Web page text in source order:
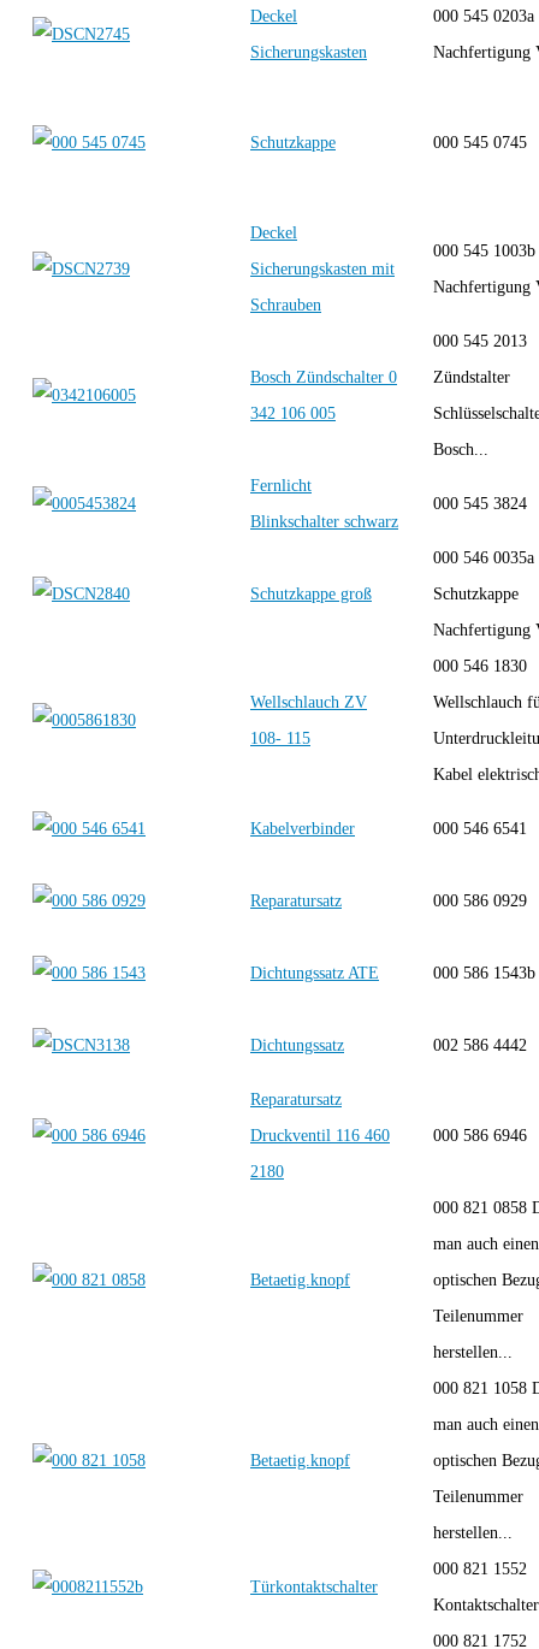
Deckel
Sicherungskasten
000 545 0203a
Schutzkappe 000 545 0745
Deckel
Sicherungskasten mit
Schrauben
000 545 1003b
Bosch Zündschalter 0
342 106 005
000 545 2013
Zündstalter
Bosch...
Fernlicht
Blinkschalter schwarz
000 545 3824
Schutzkappe groß
000 546 0035a
Schutzkappe
Wellschlauch ZV
108- 115
000 546 1830
Wellschlauch
Kabel
Kabelverbinder 000 546 6541
Reparatursatz 000 586 0929
Dichtungssatz ATE 000 586 1543b
Dichtungssatz 002 586 4442
Reparatursatz
Druckventil 116 460
2180
000 586 6946
Betaetig.knopf
000 821 0858
man auch einen
optischen
Teilenummer
herstellen...
Betaetig.knopf
000 821 1058
man auch einen
optischen
Teilenummer
herstellen...
Türkontaktschalter
000 821 1552
000 821 1752